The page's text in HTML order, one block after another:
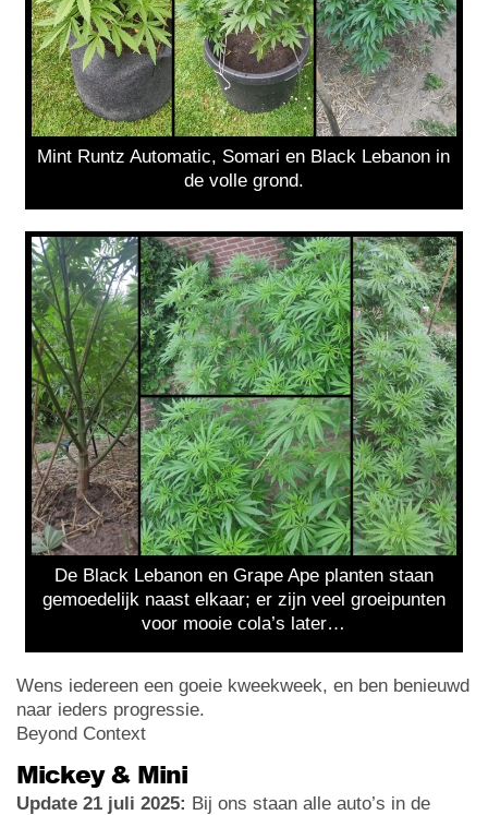
Mint Runtz Automatic, Somari en Black Lebanon in
de volle grond.
De Black Lebanon en Grape Ape planten staan
gemoedelijk naast elkaar; er zijn veel groeipunten
voor mooie cola’s later…
Wens iedereen een goeie kweekweek, en ben benieuwd
naar ieders progressie.
Beyond Context
Mickey & Mini
Update 21 juli 2025: Bij ons staan alle auto’s in de